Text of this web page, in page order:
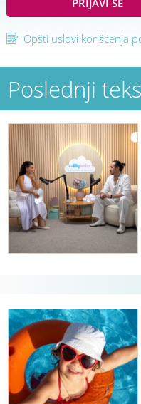
PRIJAVI SE
Opšti uslovi korišćenja
Poslednji